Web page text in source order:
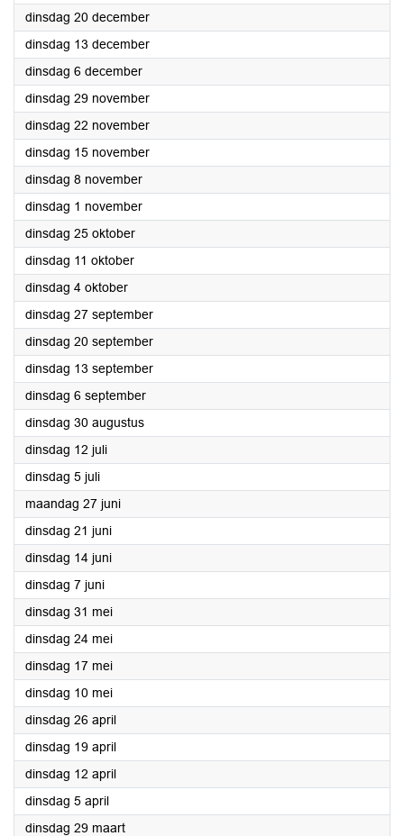
dinsdag 20 december2022
dinsdag 13 december2022
dinsdag 6 december2022
dinsdag 29 november2022
dinsdag 22 november2022
dinsdag 15 november2022
dinsdag 8 november2022
dinsdag 1 november2022
dinsdag 25 oktober2022
dinsdag 11 oktober2022
dinsdag 4 oktober2022
dinsdag 27 september2022
dinsdag 20 september2022
dinsdag 13 september2022
dinsdag 6 september2022
dinsdag 30 augustus2022
dinsdag 12 juli2022
dinsdag 5 juli2022
maandag 27 juni2022
dinsdag 21 juni2022
dinsdag 14 juni2022
dinsdag 7 juni2022
dinsdag 31 mei2022
dinsdag 24 mei2022
dinsdag 17 mei2022
dinsdag 10 mei2022
dinsdag 26 april2022
dinsdag 19 april2022
dinsdag 12 april2022
dinsdag 5 april2022
dinsdag 29 maart2022